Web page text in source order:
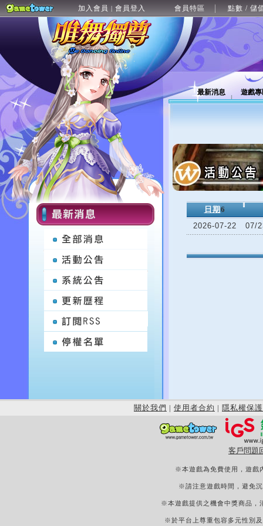
加入會員 | 會員登入 會員特區 點數 / 儲
最新消息 遊戲
日期 6
2026-07-22
07/
關於我們 | 使用者合約 | 隱私權保護
客戶問題
※本遊戲為免費使用，遊戲
※請注意遊戲時間，避免
※本遊戲提供之機會中獎商品，
※於平台上尊重包容多元性別